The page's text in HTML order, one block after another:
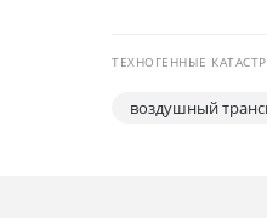
ТЕХНОГЕННЫЕ
воздушный